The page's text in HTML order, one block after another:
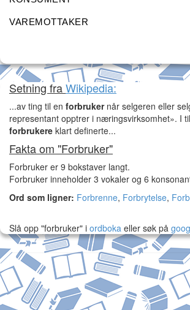
VAREMOTTAKER
Setning fraWikipedia:
...av ting til en forbrukernår selgeren eller
representant opptrer i næringsvirksomhet». I
forbrukere klart definerte...
Fakta om "Forbruker"
Forbruker er 9 bokstaver langt.
Forbruker inneholder 3 vokaler og 6
Ord som ligner: Forbrenne, Forbrytelse,
Slå opp "forbruker" i ordboka eller søk på